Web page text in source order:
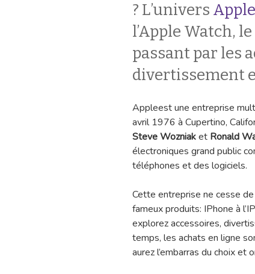
? L’univers Apple
l’Apple Watch,
passant par les
divertissement
Appleest une entreprise
avril 1976 à Cupertino,
Steve Wozniaket Ronald
électroniques grand public
téléphones et des logiciels.
Cette entreprise ne cesse
fameux produits: IPhone à
explorez accessoires,
temps, les achats en ligne
aurez l’embarras du choix